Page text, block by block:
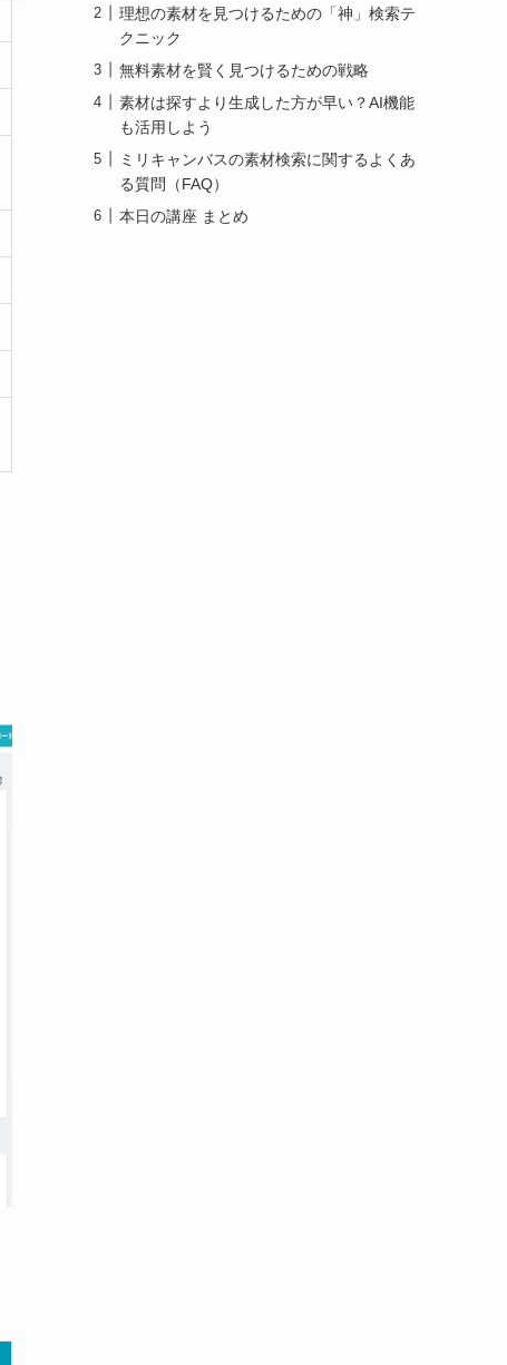
理想の素材を見つけるための「神」検索テ
クニック
無料素材を賢く見つけるための戦略
素材は探すより生成した方が早い？AI機能
も活用しよう
ミリキャンバスの素材検索に関するよくあ
る質問（FAQ）
本日の講座 まとめ